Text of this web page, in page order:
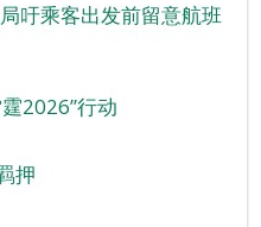
吁乘客出发前留意航班
2026”行动
押